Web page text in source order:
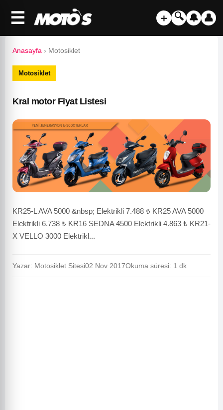
☰ ＋ 🔍 🔔 👤
Anasayfa › Motosiklet
Motosiklet
Kral motor Fiyat Listesi
KR25-L AVA 5000 &nbsp; Elektrikli 7.488 ₺ KR25 AVA 5000
Elektrikli 6.738 ₺ KR16 SEDNA 4500 Elektrikli 4.863 ₺ KR21-
X VELLO 3000 Elektrikl...
Yazar: Motosiklet Sitesi02 Nov 2017Okuma süresi: 1 dk